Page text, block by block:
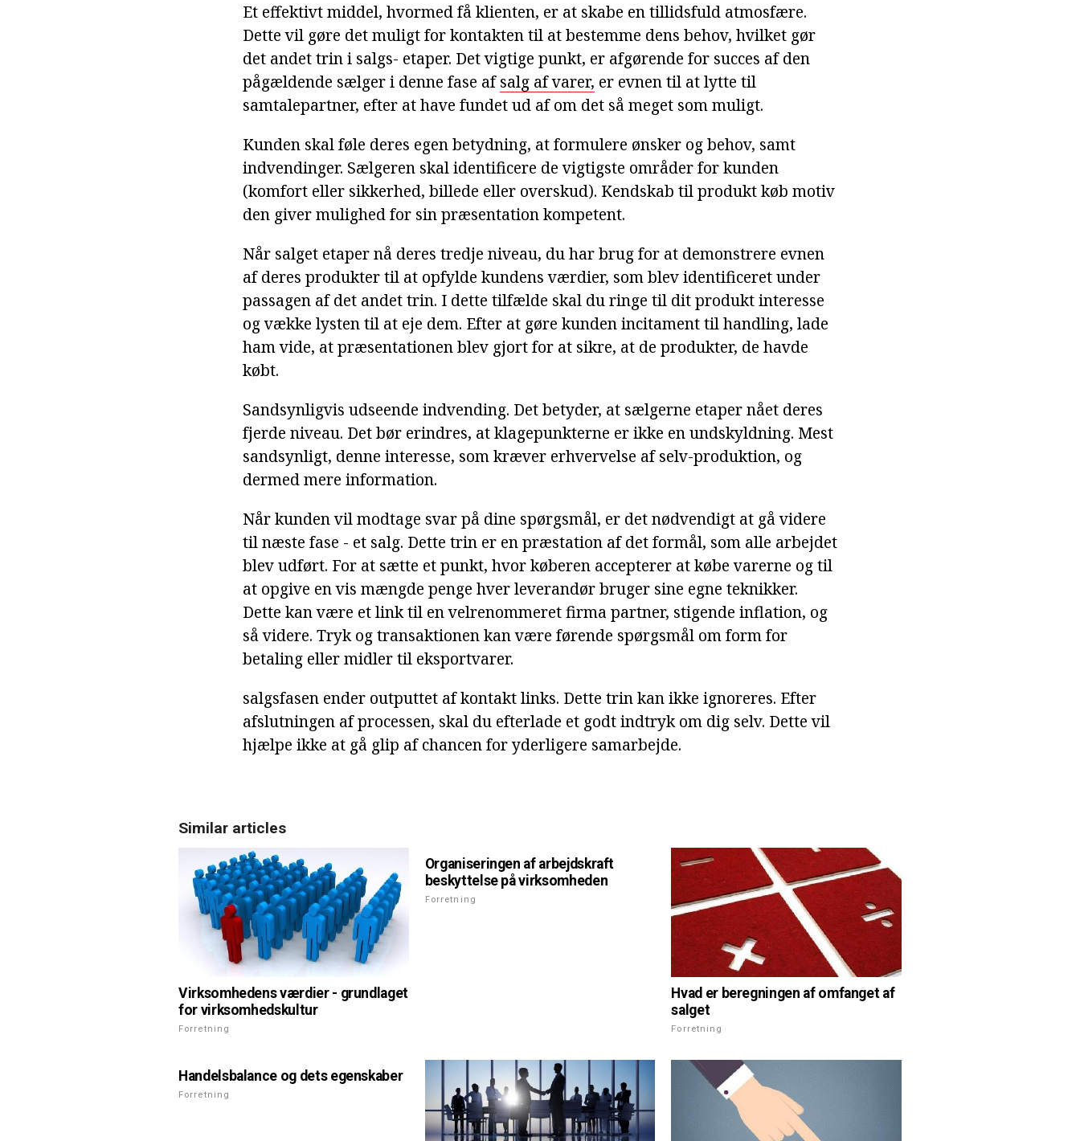
Et effektivt middel, hvormed få klienten, er at skabe en tillidsfuld atmosfære.
Dette vil gøre det muligt for kontakten til at bestemme dens behov, hvilket gør
det andet trin i salgs- etaper. Det vigtige punkt, er afgørende for succes af den
pågældende sælger i denne fase afsalg af varer, er evnen til at lytte til
samtalepartner, efter at have fundet ud af om det så meget som muligt.
Kunden skal føle deres egen betydning, at formulere ønsker og behov, samt
indvendinger. Sælgeren skal identificere de vigtigste områder for kunden
(komfort eller sikkerhed, billede eller overskud). Kendskab til produkt køb motiv
den giver mulighed for sin præsentation kompetent.
Når salget etaper nå deres tredje niveau, du har brug for at demonstrere evnen
af deres produkter til at opfylde kundens værdier, som blev identificeret under
passagen af det andet trin. I dette tilfælde skal du ringe til dit produkt interesse
og vække lysten til at eje dem. Efter at gøre kunden incitament til handling, lade
ham vide, at præsentationen blev gjort for at sikre, at de produkter, de havde
købt.
Sandsynligvis udseende indvending. Det betyder, at sælgerne etaper nået deres
fjerde niveau. Det bør erindres, at klagepunkterne er ikke en undskyldning. Mest
sandsynligt, denne interesse, som kræver erhvervelse af selv-produktion, og
dermed mere information.
Når kunden vil modtage svar på dine spørgsmål, er det nødvendigt at gå videre
til næste fase - et salg. Dette trin er en præstation af det formål, som alle arbejdet
blev udført. For at sætte et punkt, hvor køberen accepterer at købe varerne og til
at opgive en vis mængde penge hver leverandør bruger sine egne teknikker.
Dette kan være et link til en velrenommeret firma partner, stigende inflation, og
så videre. Tryk og transaktionen kan være førende spørgsmål om form for
betaling eller midler til eksportvarer.
salgsfasen ender outputtet af kontakt links. Dette trin kan ikke ignoreres. Efter
afslutningen af processen, skal du efterlade et godt indtryk om dig selv. Dette vil
hjælpe ikke at gå glip af chancen for yderligere samarbejde.
Similar articles
Virksomhedens værdier - grundlaget
for virksomhedskultur
Forretning
Organiseringen af arbejdskraft
beskyttelse på virksomheden
Forretning
Hvad er beregningen af omfanget af
salget
Forretning
Handelsbalance og dets egenskaber
Forretning